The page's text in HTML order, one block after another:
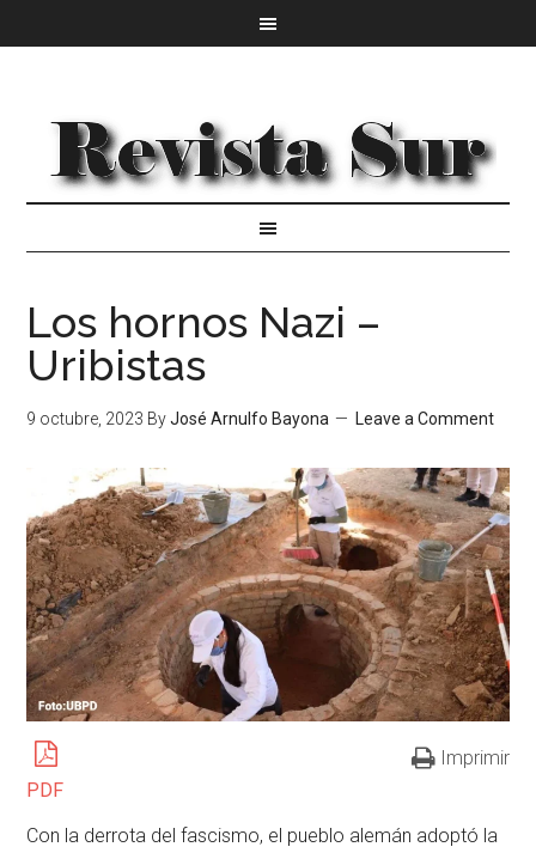
Los hornos Nazi –
Uribistas
9 octubre, 2023 ByJosé Arnulfo Bayona Leave a Comment
PDF
Imprimir
Con la derrota del fascismo, el pueblo alemán adoptó la